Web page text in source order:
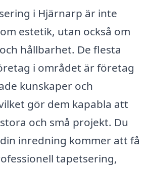
i Hjärnarp är inte
estetik, utan också om
hållbarhet. De flesta
i området är företag
kunskaper och
gör dem kapabla att
och små projekt. Du
inredning kommer att få
tapetsering,